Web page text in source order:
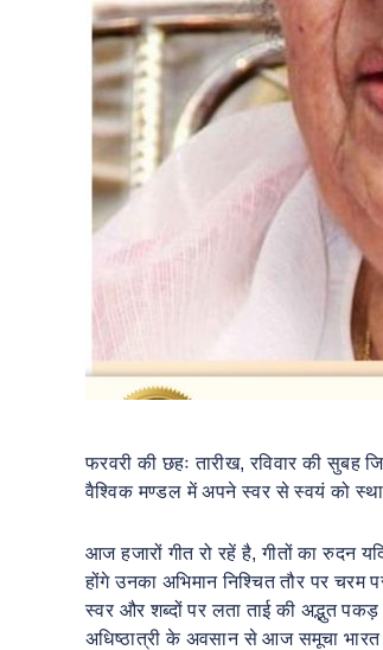
फरवरी की छहः तारीख, रविवार की सुबह
वैश्विक मण्डल में अपने स्वर से स्वयं को
आज हजारों गीत रो रहें है, गीतों का रुदन
होंगे उनका अभिमान निश्चित तौर पर
स्वर और शब्दों पर लता ताई की अद्भुत पकड़
अधिष्ठात्री के अवसान से आज समूचा भारत